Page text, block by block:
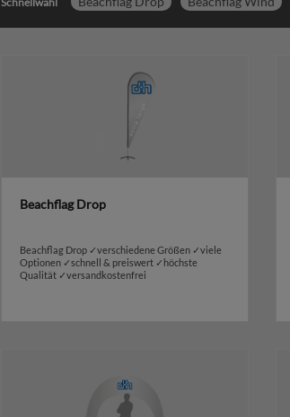
Beachflag Drop
Beachflag Drop ✓verschiedene Größen ✓viele
Optionen ✓schnell & preiswert ✓höchste
Qualität ✓versandkostenfrei